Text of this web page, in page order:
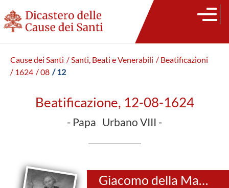
Cause dei Santi / Santi, Beati e Venerabili / Beatificazioni
/ 1624 / 08 / 12
Beatificazione, 12-08-1624
- Papa Urbano VIII -
Giacomo della Marca